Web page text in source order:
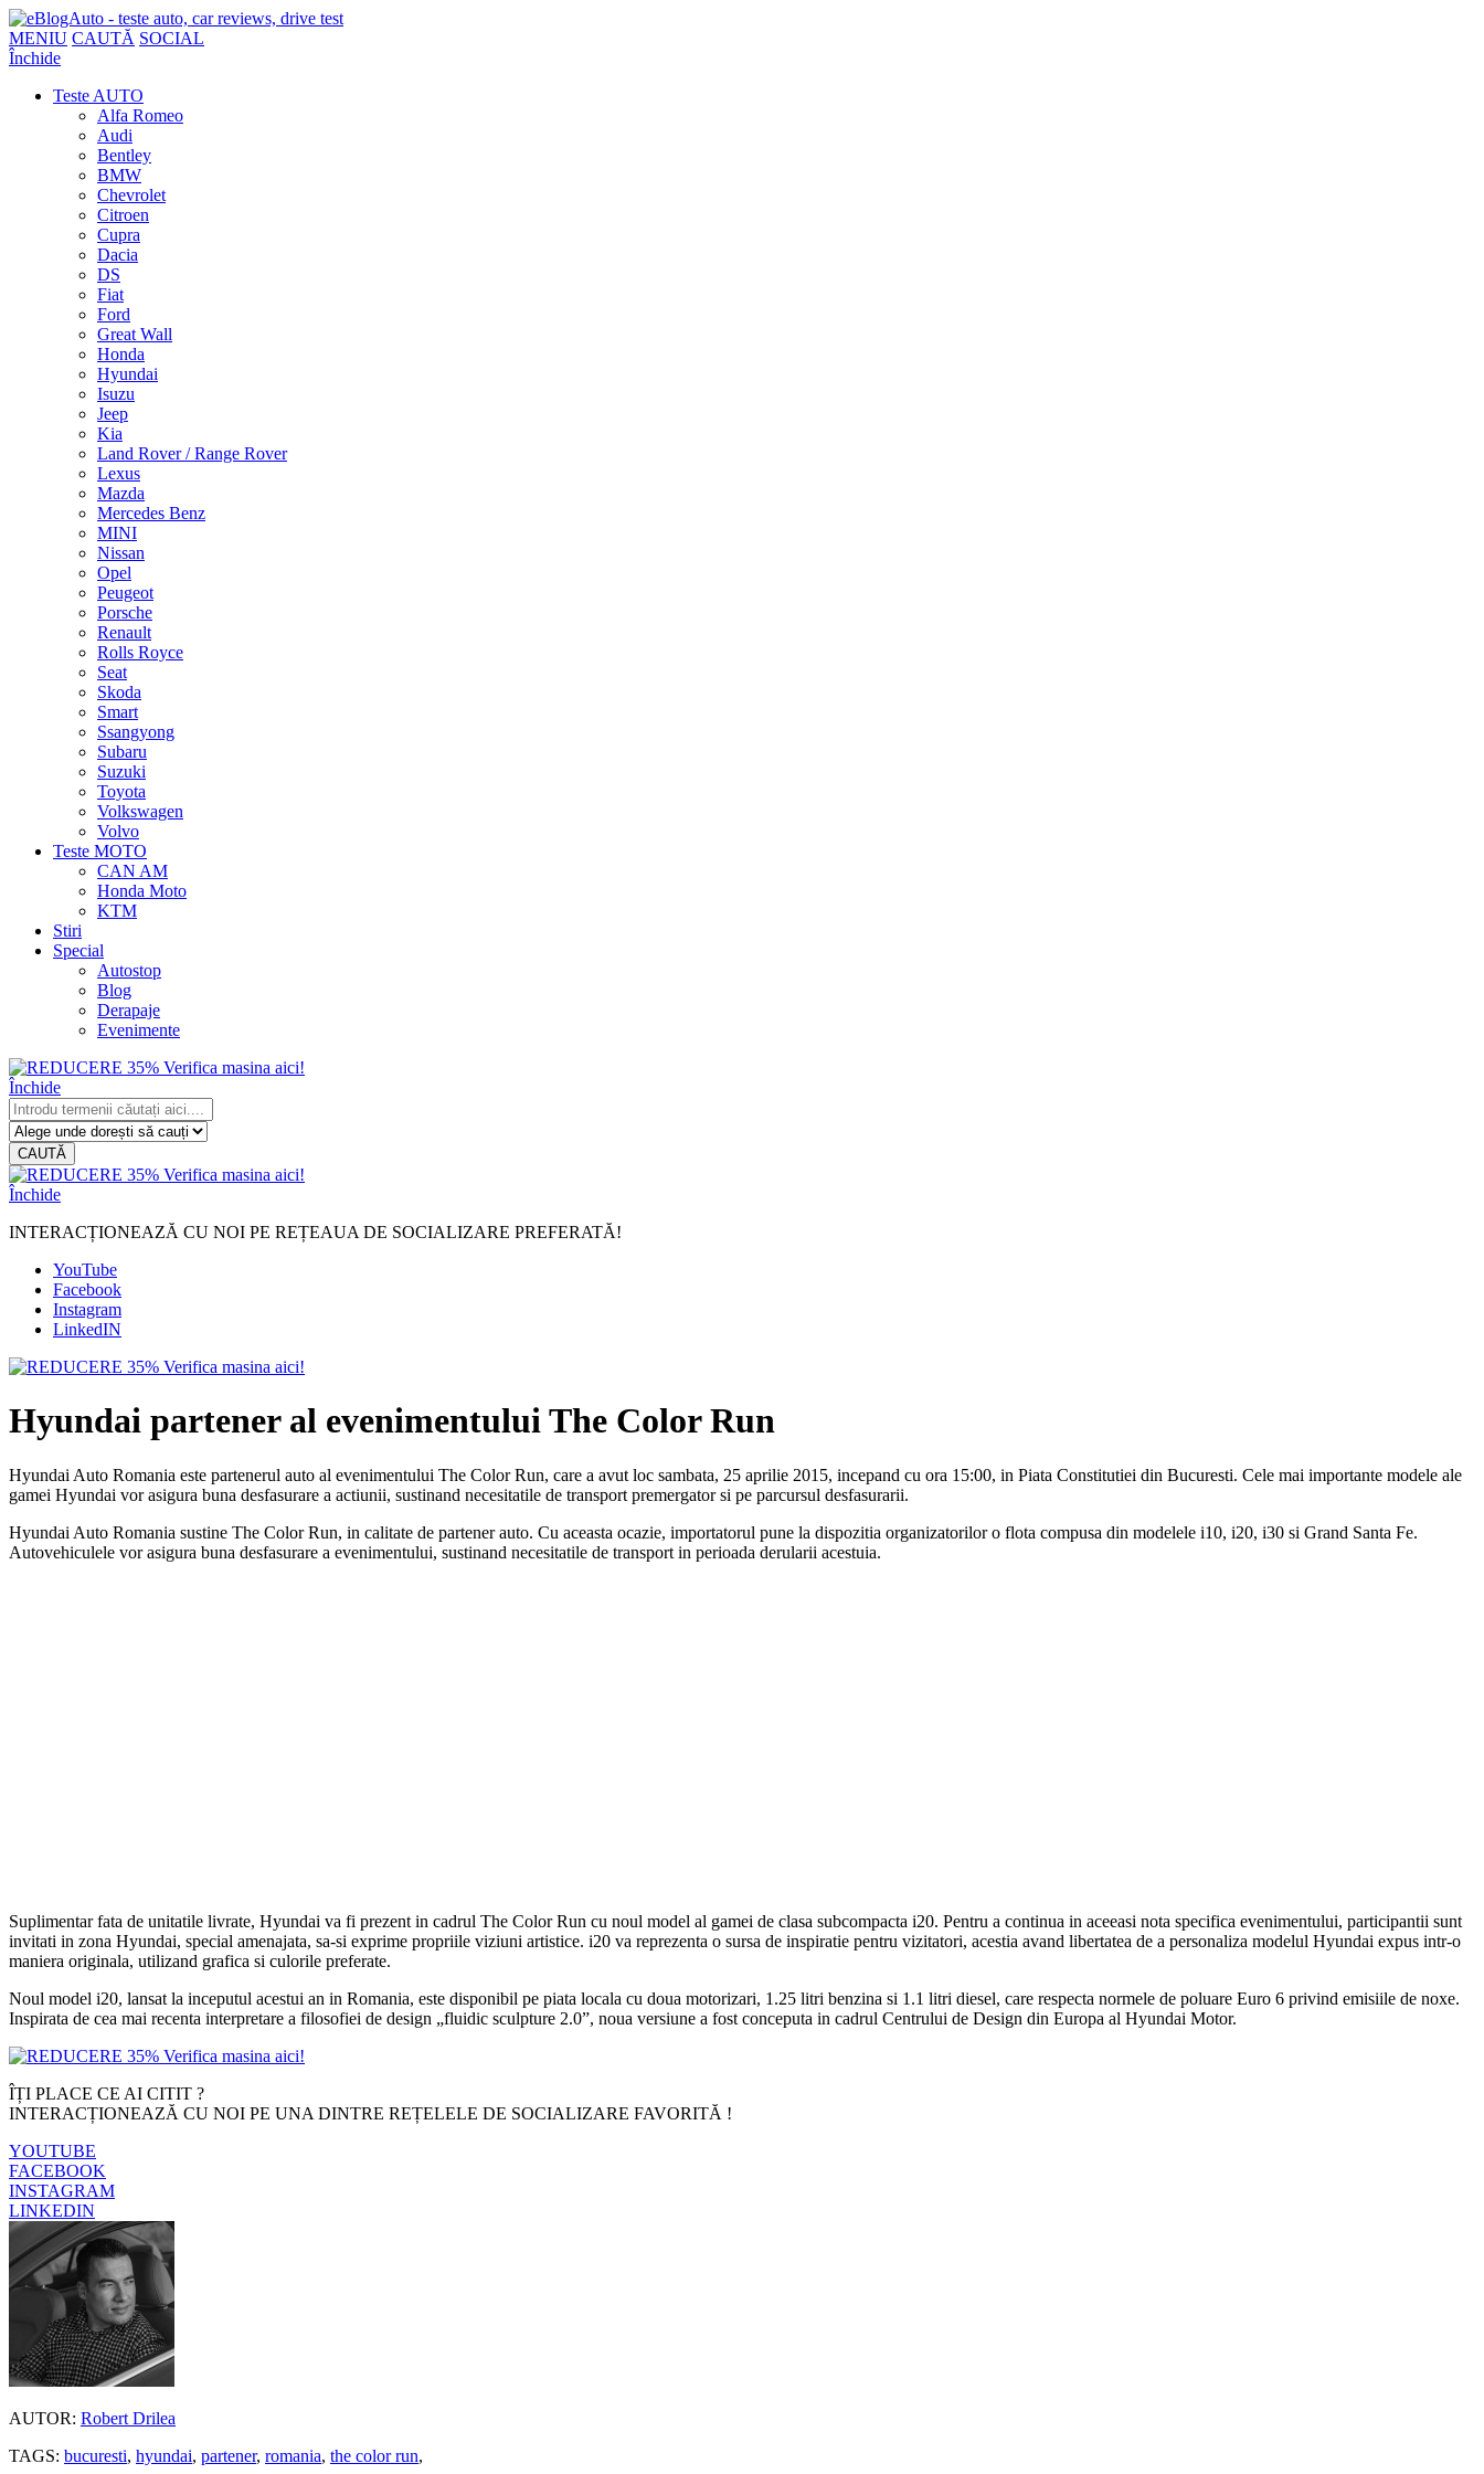
MENIU CAUTĂ SOCIAL
Închide
Teste AUTO
Alfa Romeo
Audi
Bentley
BMW
Chevrolet
Citroen
Cupra
Dacia
DS
Fiat
Ford
Great Wall
Honda
Hyundai
Isuzu
Jeep
Kia
Land Rover / Range Rover
Lexus
Mazda
Mercedes Benz
MINI
Nissan
Opel
Peugeot
Porsche
Renault
Rolls Royce
Seat
Skoda
Smart
Ssangyong
Subaru
Suzuki
Toyota
Volkswagen
Volvo
Teste MOTO
CAN AM
Honda Moto
KTM
Stiri
Special
Autostop
Blog
Derapaje
Evenimente
Închide
CAUTĂ
Închide
INTERACȚIONEAZĂ CU NOI PE REȚEAUA DE SOCIALIZARE PREFERATĂ!
YouTube
Facebook
Instagram
LinkedIN
Hyundai partener al evenimentului The Color Run
Hyundai Auto Romania este partenerul auto al evenimentului The Color Run, care a avut loc sambata, 25 aprilie 2015, incepand cu ora 15:00, in Piata Constitutiei din Bucuresti. Cele mai importante modele ale
gamei Hyundai vor asigura buna desfasurare a actiunii, sustinand necesitatile de transport premergator si pe parcursul desfasurarii.
Hyundai Auto Romania sustine The Color Run, in calitate de partener auto. Cu aceasta ocazie, importatorul pune la dispozitia organizatorilor o flota compusa din modelele i10, i20, i30 si Grand Santa Fe.
Autovehiculele vor asigura buna desfasurare a evenimentului, sustinand necesitatile de transport in perioada derularii acestuia.
Suplimentar fata de unitatile livrate, Hyundai va fi prezent in cadrul The Color Run cu noul model al gamei de clasa subcompacta i20. Pentru a continua in aceeasi nota specifica evenimentului, participantii sunt
invitati in zona Hyundai, special amenajata, sa-si exprime propriile viziuni artistice. i20 va reprezenta o sursa de inspiratie pentru vizitatori, acestia avand libertatea de a personaliza modelul Hyundai expus intr-o
maniera originala, utilizand grafica si culorile preferate.
Noul model i20, lansat la inceputul acestui an in Romania, este disponibil pe piata locala cu doua motorizari, 1.25 litri benzina si 1.1 litri diesel, care respecta normele de poluare Euro 6 privind emisiile de noxe.
Inspirata de cea mai recenta interpretare a filosofiei de design „fluidic sculpture 2.0”, noua versiune a fost conceputa in cadrul Centrului de Design din Europa al Hyundai Motor.
ÎȚI PLACE CE AI CITIT ?
INTERACȚIONEAZĂ CU NOI PE UNA DINTRE REȚELELE DE SOCIALIZARE FAVORITĂ !
YOUTUBE
FACEBOOK
INSTAGRAM
LINKEDIN
AUTOR: Robert Drilea
TAGS: bucuresti, hyundai, partener, romania, the color run,